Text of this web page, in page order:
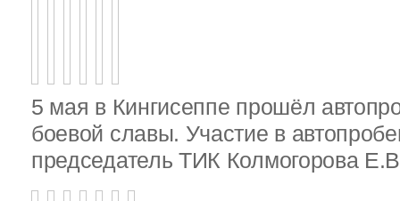
5 мая в Кингисеппе прошёл
боевой славы. Участие в
председатель ТИК Колмогорова